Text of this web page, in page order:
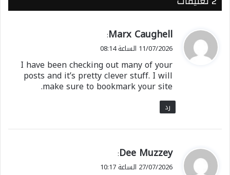
ي
ق
ل
Marx Caughell
:
11/07/2026 الساعة 08:14
I have been checking out many of your
posts and it’s pretty clever stuff. I will
make sure to bookmark your site.
رد
ي
ق
Dee Muzzey
:
27/07/2026 الساعة 10:17